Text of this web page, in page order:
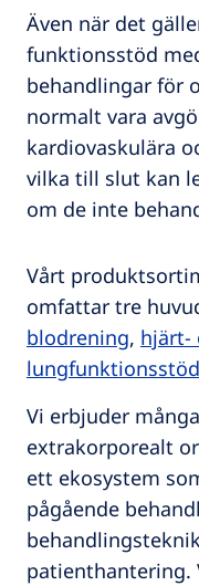
Även när det
funktionsstöd
behandlingar för
normalt vara
kardiovaskulära
vilka till slut kan
om de inte
Vårt
omfattar tre
blodrening, hjärt-
lungfunktionsstöd
Vi erbjuder
extrakorporealt
ett ekosystem
pågående
patienthantering.